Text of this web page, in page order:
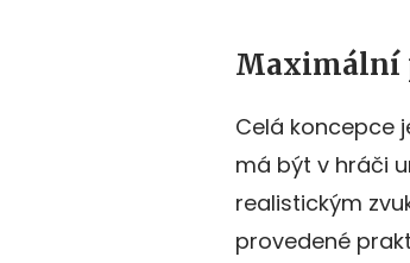
Maximální
Celá koncepce
má být v hráči
realistickým
provedené